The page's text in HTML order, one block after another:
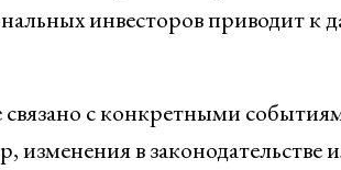
инвесторов приводит к
с конкретными
изменения в